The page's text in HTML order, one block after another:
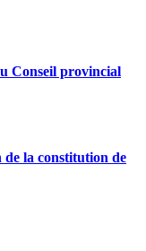
Conseil provincial
la constitution de